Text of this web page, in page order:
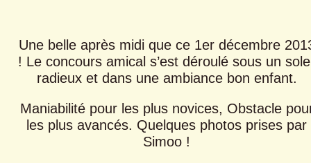
Une belle après midi que ce 1er décembre
! Le concours amical s’est déroulé sous un
radieux et dans une ambiance bon enfant.
Maniabilité pour les plus novices, Obstacle
les plus avancés. Quelques photos prises par
Simoo !